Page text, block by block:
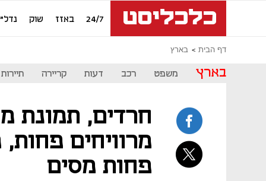
24/7 באזז שוק
דף הבית בארץ
בארץ משפט רכב דעות קריירה תיירות
חרדים, תמונת
מרוויחים
פחות מסים